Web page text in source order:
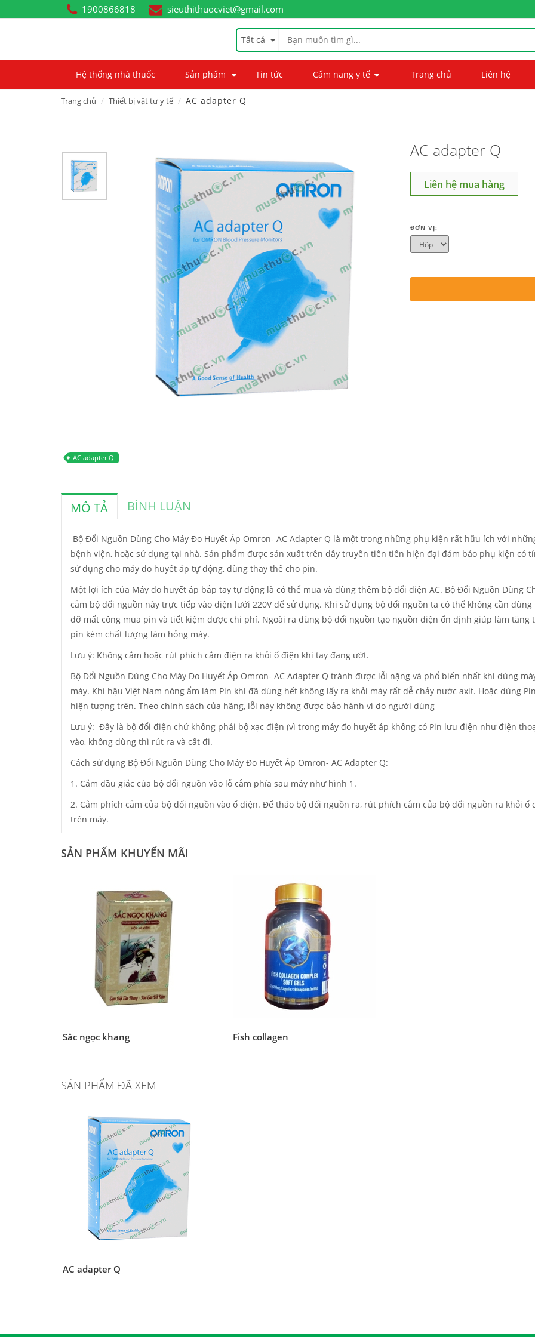
1900866818 sieuthithuocviet@gmail.com
Tất cả
Hệ thống nhà thuốc Sản phẩm Tin tức Cẩm nang y tế Trang chủ Liên hệ
Trang chủ Thiết bị vật tư y tế AC adapter Q
AC adapter Q
AC adapter Q
Liên hệ mua hàng
ĐƠN VỊ:
MÔ TẢ BÌNH LUẬN
Bộ Đổi Nguồn Dùng Cho Máy Đo Huyết Áp Omron- AC Adapter Q là một trong những phụ kiện rất hữu ích với
bệnh viện, hoặc sử dụng tại nhà. Sản phẩm được sản xuất trên dây truyền tiên tiến hiện đại đảm bảo phụ kiện có
sử dụng cho máy đo huyết áp tự động, dùng thay thế cho pin.
Một lợi ích của Máy đo huyết áp bắp tay tự động là có thể mua và dùng thêm bộ đổi điện AC. Bộ Đổi Nguồn Dùng
cắm bộ đổi nguồn này trực tiếp vào điện lưới 220V để sử dụng. Khi sử dụng bộ đổi nguồn ta có thể không cần
đỡ mất công mua pin và tiết kiệm được chi phí. Ngoài ra dùng bộ đổi nguồn tạo nguồn điện ổn định giúp làm tăng
pin kém chất lượng làm hỏng máy.
Lưu ý: Không cắm hoặc rút phích cắm điện ra khỏi ổ điện khi tay đang ướt.
Bộ Đổi Nguồn Dùng Cho Máy Đo Huyết Áp Omron- AC Adapter Q tránh được lỗi nặng và phổ biến nhất khi dùng
máy. Khí hậu Việt Nam nóng ẩm làm Pin khi đã dùng hết không lấy ra khỏi máy rất dễ chảy nước axit. Hoặc dùng
hiện tượng trên. Theo chính sách của hãng, lỗi này không được bảo hành vì do người dùng
Lưu ý: Đây là bộ đổi điện chứ không phải bộ xạc điện (vì trong máy đo huyết áp không có Pin lưu điện như điện
vào, không dùng thì rút ra và cất đi.
Cách sử dụng Bộ Đổi Nguồn Dùng Cho Máy Đo Huyết Áp Omron- AC Adapter Q:
1. Cắm đầu giắc của bộ đổi nguồn vào lỗ cắm phía sau máy như hình 1.
2. Cắm phích cắm của bộ đổi nguồn vào ổ điện. Để tháo bộ đổi nguồn ra, rút phích cắm của bộ đổi nguồn ra khỏi
trên máy.
SẢN PHẨM KHUYẾN MÃI
Sắc ngọc khang Fish collagen
SẢN PHẨM ĐÃ XEM
AC adapter Q